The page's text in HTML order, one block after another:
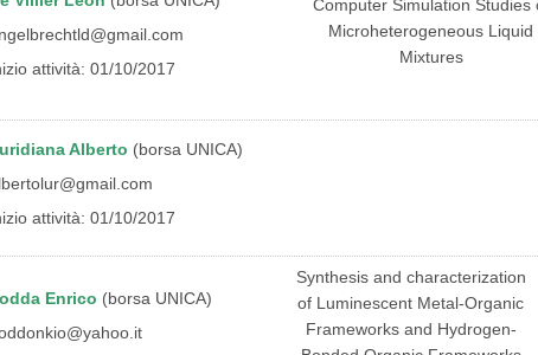
attività: 01/10/2017
Computer Simulation Studies
Microheterogeneous Liquid
Mixtures
Alberto (borsa UNICA)
attività: 01/10/2017
Enrico (borsa UNICA)
Synthesis and characterization
of Luminescent Metal-Organic
Frameworks and Hydrogen-